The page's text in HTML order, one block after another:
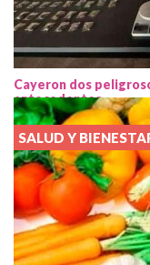
Cayeron dos
antecedentes
SALUD Y